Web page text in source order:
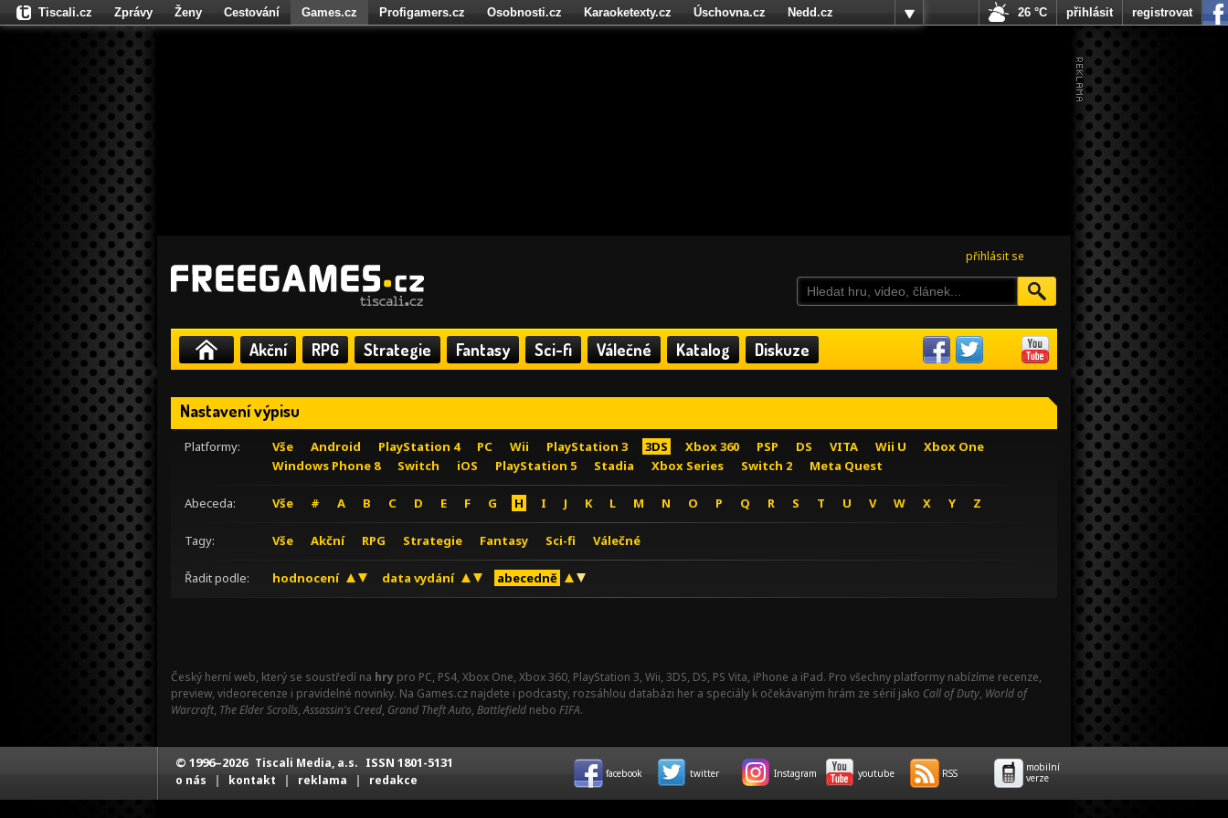
přihlásit se
Akční RPG Strategie Fantasy Sci-fi Válečné Katalog Diskuze
Nastavení výpisu
Platformy: Vše Android PlayStation 4 PC Wii PlayStation 3 3DS Xbox 360 PSP DS VITA Wii U
Xbox One
Windows Phone 8
Switch iOS PlayStation 5 Stadia Xbox Series Switch 2 Meta Quest
Abeceda: Vše # A B C D E F G H I J K L M N O P Q R S T U V W X Y Z
Tagy: Vše Akční RPG Strategie Fantasy Sci-fi Válečné
Řadit podle: hodnocení data vydání abecedně
Český herní web, který se soustředí na hry pro PC, PS4, Xbox One, Xbox 360, PlayStation 3, Wii, 3DS, DS, PS Vita, iPhone a iPad. Pro všechny platformy nabízíme recenze,
preview, videorecenze i pravidelné novinky. Na Games.cz najdete i podcasty, rozsáhlou databázi her a speciály k očekávaným hrám ze sérií jako Call of Duty, World of
Warcraft, The Elder Scrolls,Assassin's Creed, Grand Theft Auto, Battlefield nebo FIFA.
Tiscali.cz Zprávy Ženy Cestování Games.cz Profigamers.cz Osobnosti.cz Karaoketexty.cz Úschovna.cz
Nedd.cz
Fights.cz
26 °C přihlásit registrovat
© 1996–2026 Tiscali Media, a.s. ISSN 1801-5131
o nás | kontakt | reklama | redakce facebook twitter Instagram youtube RSS
mobilní
verze